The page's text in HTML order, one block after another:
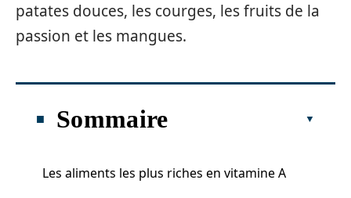
patates douces, les courges, les fruits de la
passion et les mangues.
Sommaire
Les aliments les plus riches en vitamine A